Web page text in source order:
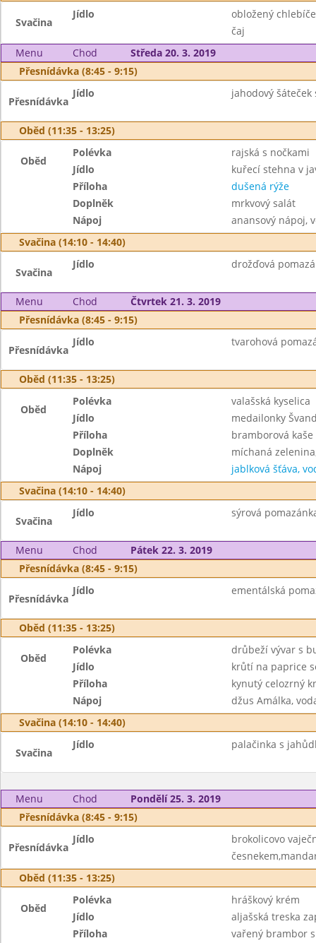
Svačina
Jídlo
obložený
čaj
Menu
Chod
Středa 20. 3. 2019
Přesnídávka (8:45 - 9:15)
Přesnídávka
Jídlo jahodový
Oběd (11:35 - 13:25)
Oběd
Polévka
rajská s nočkami
Jídlo
kuřecí stehna v
Příloha
dušená rýže
Doplněk
mrkvový salát
Nápoj
anansový nápoj,
Svačina (14:10 - 14:40)
Svačina
Jídlo drožďová
Menu Chod
Čtvrtek 21. 3. 2019
Přesnídávka (8:45 - 9:15)
Přesnídávka
Jídlo tvarohová
Oběd (11:35 - 13:25)
Oběd
Polévka
valašská kyselica
Jídlo
medailonky
Příloha
bramborová kaše
Doplněk
míchaná
Nápoj
jablková šťáva,
Svačina (14:10 - 14:40)
Svačina
Jídlo sýrová
Menu Chod
Pátek 22. 3. 2019
Přesnídávka (8:45 - 9:15)
Přesnídávka
Jídlo ementálská
Oběd (11:35 - 13:25)
Oběd
Polévka
drůbeží vývar s
Jídlo
krůtí na paprice
Příloha
kynutý celozrný
Nápoj
džus Amálka,
Svačina (14:10 - 14:40)
Svačina
Jídlo palačinka s
Menu Chod
Pondělí 25. 3. 2019
Přesnídávka (8:45 - 9:15)
Přesnídávka
Jídlo
brokolicovo
Oběd (11:35 - 13:25)
Oběd
Polévka
hráškový krém
Jídlo
aljašská treska
Příloha
vařený brambor